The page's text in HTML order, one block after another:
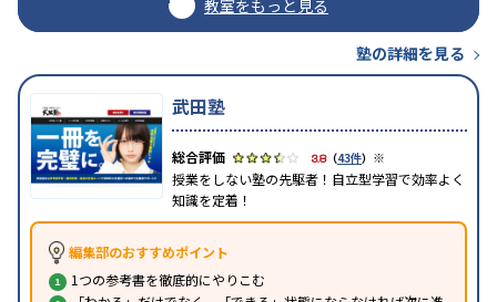
教室をもっと見る
塾の詳細を見る
武田塾
3.8（43件） ※
授業をしない塾の先駆者！自立型学習で効率よく
知識を定着！
編集部のおすすめポイント
1つの参考書を徹底的にやりこむ